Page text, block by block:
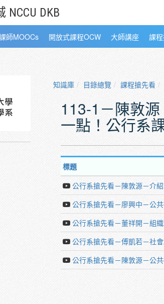
DKB
師MOOCs 開放式課程OCW 大師講座 課
知識庫 目錄總覽 課程搶先看
113-1－陳敦
一點！公行系
標題
公行系搶先看－陳敦源－介
公行系搶先看－廖興中－公
公行系搶先看－董祥開－組
公行系搶先看－傅凱若－社
公行系搶先看－陳敦源－公